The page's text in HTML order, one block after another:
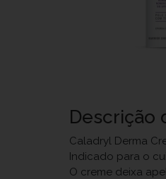
Descrição
Caladryl Derma
Indicado para o
O creme deixa